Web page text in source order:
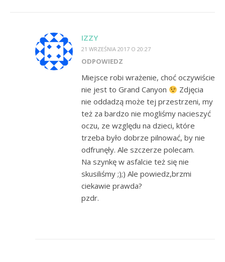
IZZY
21 WRZEŚNIA 2017 O 20:27
ODPOWIEDZ
Miejsce robi wrażenie, choć oczywiście
nie jest to Grand Canyon
Zdjęcia
nie oddadzą może tej przestrzeni, my
też za bardzo nie mogliśmy nacieszyć
oczu, ze względu na dzieci, które
trzeba było dobrze pilnować, by nie
odfrunęły. Ale szczerze polecam.
Na szynkę w asfalcie też się nie
skusiliśmy ;);) Ale powiedz,brzmi
ciekawie prawda?
pzdr.